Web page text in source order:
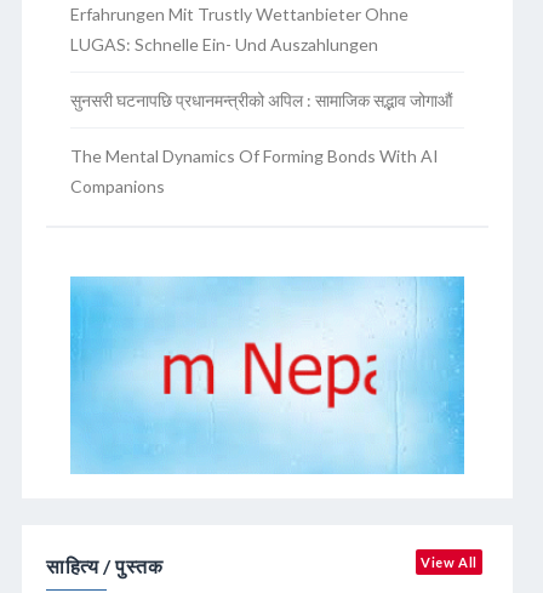
Erfahrungen Mit Trustly Wettanbieter Ohne
LUGAS: Schnelle Ein- Und Auszahlungen
सुनसरी घटनापछि प्रधानमन्त्रीको अपिल : सामाजिक सद्भाव जोगाऔं
The Mental Dynamics Of Forming Bonds With AI
Companions
साहित्य / पुस्तक View All